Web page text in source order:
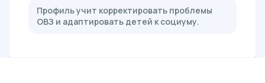
Профиль учит корректировать проблемы
ОВЗ и адаптировать детей к социуму.